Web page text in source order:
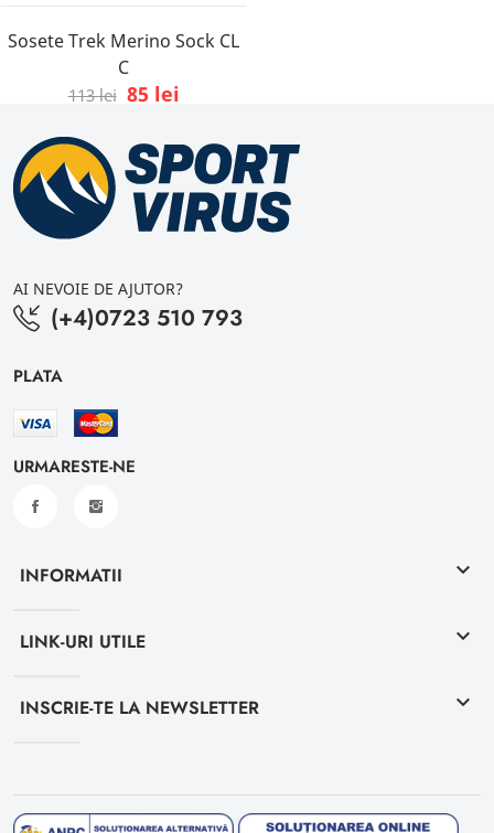
Sosete Trek Merino Sock CL
C
113 lei 85 lei
AI NEVOIE DE AJUTOR?
(+4)0723 510 793
PLATA
URMARESTE-NE
INFORMATII keyboard_arrow_down
LINK-URI UTILE keyboard_arrow_down
INSCRIE-TE LA NEWSLETTER keyboard_arrow_down